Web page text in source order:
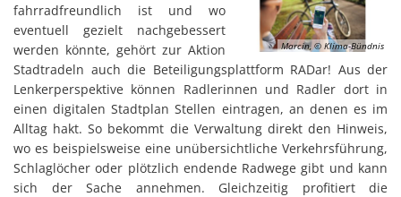
Marcin, © Klima-Bündnis
fahrradfreundlich ist und wo
eventuell gezielt nachgebessert
werden könnte, gehört zur Aktion
Stadtradeln auch die Beteiligungsplattform RADar! Aus der
Lenkerperspektive können Radlerinnen und Radler dort in
einen digitalen Stadtplan Stellen eintragen, an denen es im
Alltag hakt. So bekommt die Verwaltung direkt den Hinweis,
wo es beispielsweise eine unübersichtliche Verkehrsführung,
Schlaglöcher oder plötzlich endende Radwege gibt und kann
sich der Sache annehmen. Gleichzeitig profitiert die